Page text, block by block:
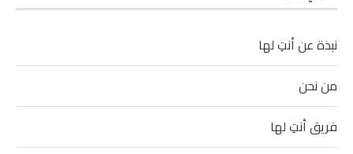
نبذة عن أنتِ لها
من نحن
فريق أنتِ لها